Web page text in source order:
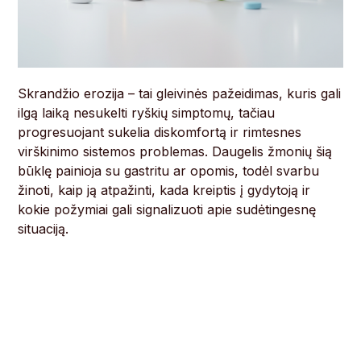
Skrandžio erozija – tai gleivinės pažeidimas, kuris gali
ilgą laiką nesukelti ryškių simptomų, tačiau
progresuojant sukelia diskomfortą ir rimtesnes
virškinimo sistemos problemas. Daugelis žmonių šią
būklę painioja su gastritu ar opomis, todėl svarbu
žinoti, kaip ją atpažinti, kada kreiptis į gydytoją ir
kokie požymiai gali signalizuoti apie sudėtingesnę
situaciją.